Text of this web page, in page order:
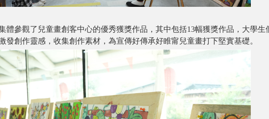
體參觀了兒童畫創客中心的優秀獲獎作品，其中包括13幅獲獎作品，大學
創作靈感，收集創作素材，為宣傳好傳承好睢甯兒童畫打下堅實基礎。